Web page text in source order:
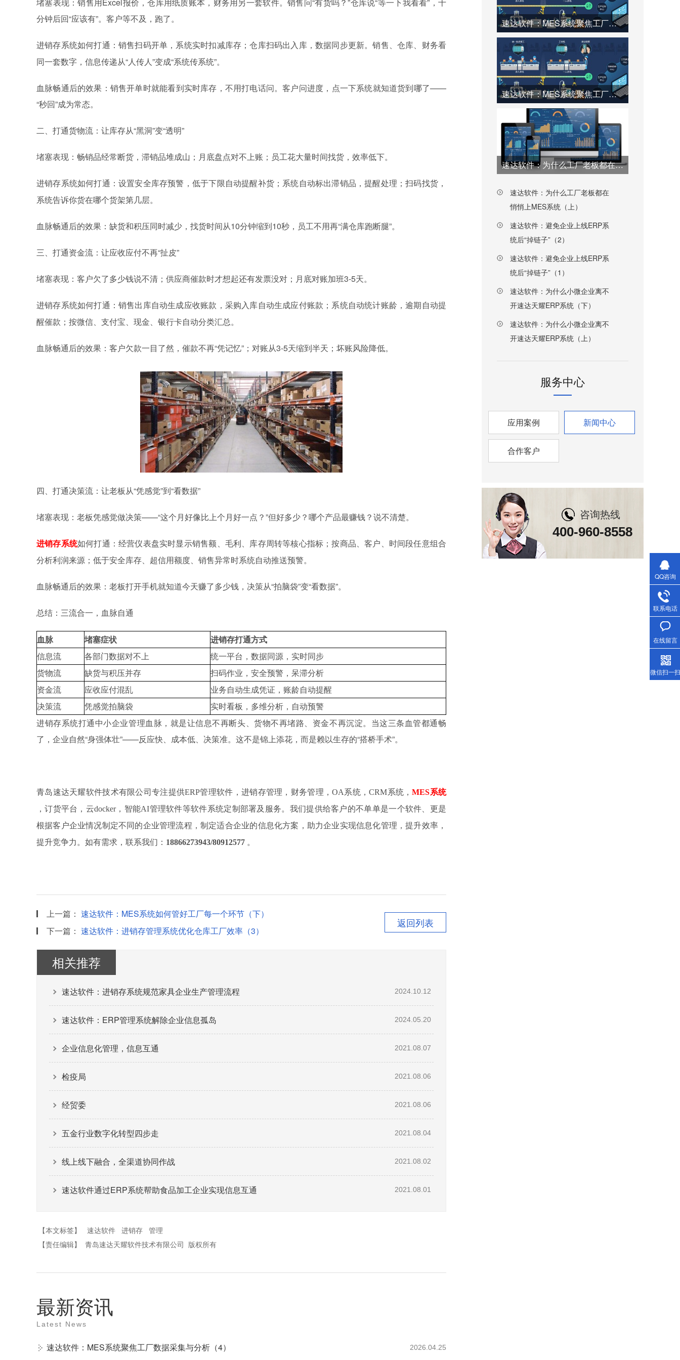
分钟后回“应该有”。客户等不及，跑了。
进销存系统如何打通：销售扫码开单，系统实时扣减库存；仓库扫码出入库，数据同步更新。销售、仓库、财务看
同一套数字，信息传递从“人传人”变成“系统传系统”。
血脉畅通后的效果：销售开单时就能看到实时库存，不用打电话问。客户问进度，点一下系统就知道货到哪了——
“秒回”成为常态。
二、打通货物流：让库存从“黑洞”变“透明”
堵塞表现：畅销品经常断货，滞销品堆成山；月底盘点对不上账；员工花大量时间找货，效率低下。
进销存系统如何打通：设置安全库存预警，低于下限自动提醒补货；系统自动标出滞销品，提醒处理；扫码找货，
系统告诉你货在哪个货架第几层。
血脉畅通后的效果：缺货和积压同时减少，找货时间从10分钟缩到10秒，员工不用再“满仓库跑断腿”。
三、打通资金流：让应收应付不再“扯皮”
堵塞表现：客户欠了多少钱说不清；供应商催款时才想起还有发票没对；月底对账加班3-5天。
进销存系统如何打通：销售出库自动生成应收账款，采购入库自动生成应付账款；系统自动统计账龄，逾期自动提
醒催款；按微信、支付宝、现金、银行卡自动分类汇总。
血脉畅通后的效果：客户欠款一目了然，催款不再“凭记忆”；对账从3-5天缩到半天；坏账风险降低。
四、打通决策流：让老板从“凭感觉”到“看数据”
堵塞表现：老板凭感觉做决策——“这个月好像比上个月好一点？”但好多少？哪个产品最赚钱？说不清楚。
进销存系统如何打通：经营仪表盘实时显示销售额、毛利、库存周转等核心指标；按商品、客户、时间段任意组合
分析利润来源；低于安全库存、超信用额度、销售异常时系统自动推送预警。
血脉畅通后的效果：老板打开手机就知道今天赚了多少钱，决策从“拍脑袋”变“看数据”。
总结：三流合一，血脉自通
血脉 堵塞症状
进销存打通方式
信息流
各部门数据对不上
统一平台，数据同源，实时同步
货物流
缺货与积压并存
扫码作业，安全预警，呆滞分析
资金流
应收应付混乱
业务自动生成凭证，账龄自动提醒
决策流
凭感觉拍脑袋
实时看板，多维分析，自动预警
进销存系统打通中小企业管理血脉，就是让信息不再断头、货物不再堵路、资金不再沉淀。当这三条血管都通畅
了，企业自然“身强体壮”——反应快、成本低、决策准。这不是锦上添花，而是赖以生存的“搭桥手术”。
青岛速达天耀软件技术有限公司专注提供ERP管理软件，进销存管理，财务管理，OA系统，CRM系统，MES系统
，订货平台，云docker，智能AI管理软件等软件系统定制部署及服务。我们提供给客户的不单单是一个软件、更是
根据客户企业情况制定不同的企业管理流程，制定适合企业的信息化方案，助力企业实现信息化管理，提升效率，
提升竞争力。如有需求，联系我们： 18866273943/80912577 。
上一篇： 速达软件：MES系统如何管好工厂每一个环节（下）
下一篇： 速达软件：进销存管理系统优化仓库工厂效率（3）
返回列表
相关推荐
速达软件：进销存系统规范家具企业生产管理流程 2024.10.12
速达软件：ERP管理系统解除企业信息孤岛 2024.05.20
企业信息化管理，信息互通 2021.08.07
检疫局 2021.08.06
经贸委 2021.08.06
五金行业数字化转型四步走 2021.08.04
线上线下融合，全渠道协同作战 2021.08.02
速达软件通过ERP系统帮助食品加工企业实现信息互通 2021.08.01
【本文标签】 速达软件 进销存 管理
【责任编辑】
青岛速达天耀软件技术有限公司 版权所有
最新资讯
Latest News
速达软件：MES系统聚焦工厂数据采集与分析（4） 2026.04.25
速达软件：MES系统聚焦工厂数据采集与分析（4）
速达软件：MES系统聚焦工厂数据采集与分析（2）
速达软件：为什么工厂老板都在悄悄上MES系统（下）
速达软件：为什么工厂老板都在
悄悄上MES系统（上）
速达软件：避免企业上线ERP系
统后“掉链子”（2）
速达软件：避免企业上线ERP系
统后“掉链子”（1）
速达软件：为什么小微企业离不
开速达天耀ERP系统（下）
速达软件：为什么小微企业离不
开速达天耀ERP系统（上）
服务中心
应用案例 新闻中心
合作客户
咨询热线
400-960-8558
QQ咨询
联系电话
在线留言
微信扫一扫